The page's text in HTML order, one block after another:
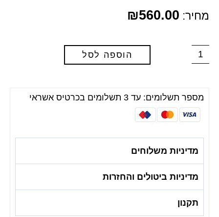
מחיר: ₪560.00
הוספה לסל
מספר תשלומים: עד 3 תשלומים בכרטיס אשראי
מדיניות משלוחים
מדיניות ביטולים והחזרות
תקנון